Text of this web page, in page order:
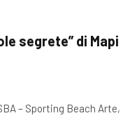
segrete” di Mapi
– Sporting Beach Arte,